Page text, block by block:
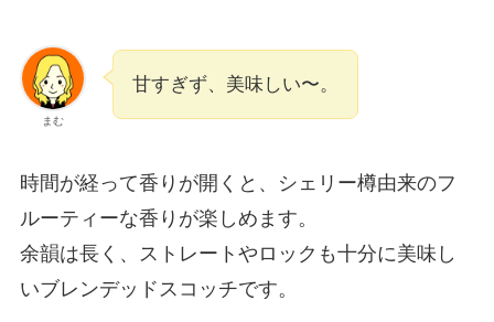
まむ
甘すぎず、美味しい〜。
時間が経って香りが開くと、シェリー樽由来のフ
ルーティーな香りが楽しめます。
余韻は長く、ストレートやロックも十分に美味し
いブレンデッドスコッチです。